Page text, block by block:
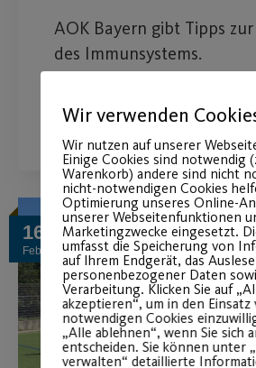
AOK Bayern gibt Tipps
des Immunsystems.
WEITERLESEN
16
Feb.
Wir verwenden
Wir nutzen auf unserer
Einige Cookies sind notwendig
Warenkorb) andere sind nicht
nicht-notwendigen Cookies
Optimierung unseres Online-
unserer Webseitenfunktionen
Marketingzwecke eingesetzt.
umfasst die Speicherung von
auf Ihrem Endgerät, das
personenbezogener Daten
Verarbeitung. Klicken Sie auf
akzeptieren“, um in den
notwendigen Cookies
„Alle ablehnen“, wenn Sie sich
entscheiden. Sie können unter
verwalten“ detaillierte